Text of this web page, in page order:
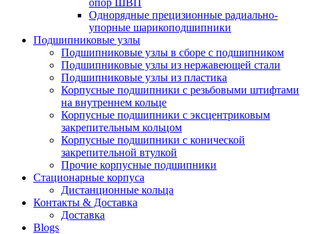
опор ШВП
Однорядные прецизионные радиально-
упорные шарикоподшипники
Подшипниковые узлы
Подшипниковые узлы в сборе с подшипником
Подшипниковые узлы из нержавеющей стали
Подшипниковые узлы из пластика
Корпусные подшипники с резьбовыми штифтами
на внутреннем кольце
Корпусные подшипники с эксцентриковым
закрепительным кольцом
Корпусные подшипники с конической
закрепительной втулкой
Прочие корпусные подшипники
Стационарные корпуса
Дистанционные кольца
Контакты & Доставка
Доставка
Blogs